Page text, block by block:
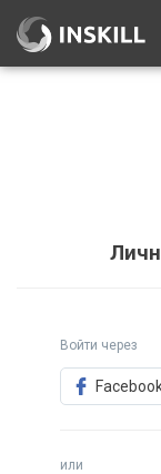
Войти через
или